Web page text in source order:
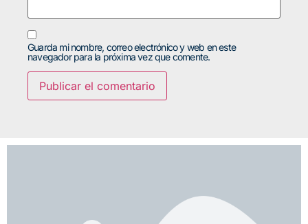
Guarda mi nombre, correo electrónico y web en este
navegador para la próxima vez que comente.